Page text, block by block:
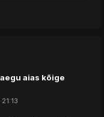
·21:13